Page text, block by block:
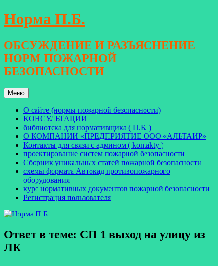
Перейти
к
Норма П.Б.
ОБСУЖДЕНИЕ И РАЗЪЯСНЕНИЕ
НОРМ ПОЖАРНОЙ
БЕЗОПАСНОСТИ
Меню
О сайте (нормы пожарной безопасности)
КОНСУЛЬТАЦИИ
библиотека для нормативщика ( П.Б. )
О КОМПАНИИ «ПРЕДПРИЯТИЕ ООО «АЛЬТАИР»
Контакты для связи с админом ( kontakty )
проектирование систем пожарной безопасности
Сборник уникальных статей пожарной безопасности
схемы формата Автокад противопожарного
оборудования
курс нормативных документов пожарной безопасности
Регистрация пользователя
Ответ в теме: СП 1 выход на улицу из
ЛК